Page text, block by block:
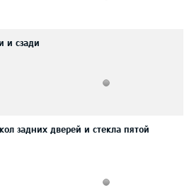
и сзади
задних дверей и стекла пятой